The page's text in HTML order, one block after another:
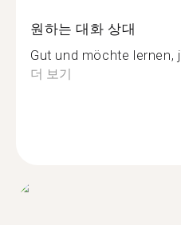
원하는 대화 상대
Gut und möchte lernen,
더 보기